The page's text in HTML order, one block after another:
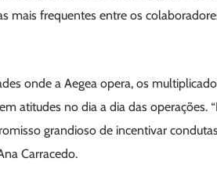
mais frequentes entre os
onde a Aegea opera, os
atitudes no dia a dia das operações.
grandioso de incentivar
Carracedo.